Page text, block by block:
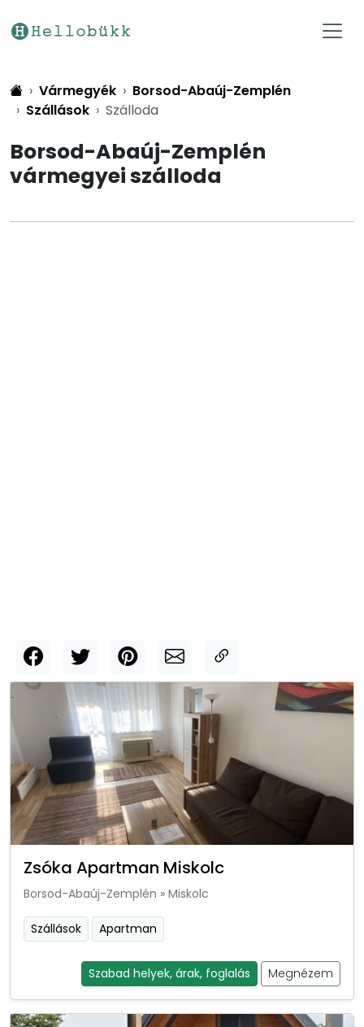
Vármegyék
Borsod-Abaúj-Zemplén
Szállások
Szálloda
Borsod-Abaúj-Zemplén
vármegyei szálloda
Zsóka Apartman Miskolc
Borsod-Abaúj-Zemplén » Miskolc
Szállások Apartman
Szabad helyek, árak, foglalás Megnézem